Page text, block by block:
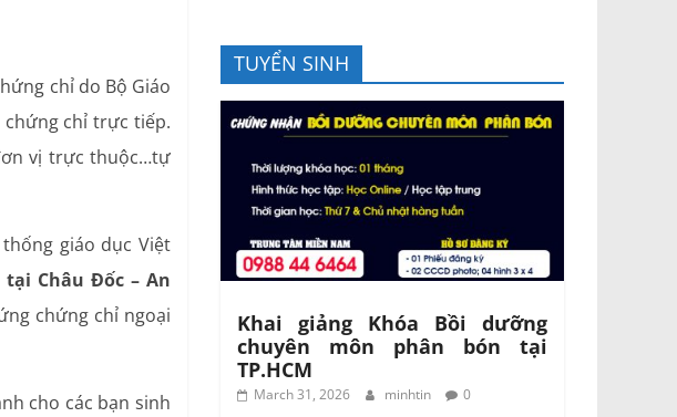
chỉ do Bộ Giáo
chứng chỉ trực tiếp.
vị trực thuộc…tự
giáo dục Việt
Châu Đốc – An
chứng chỉ ngoại
cho các bạn sinh
TUYỂN SINH
Khai giảng Khóa Bồi dưỡng
chuyên môn phân bón tại
TP.HCM
March 31, 2026 minhtin 0